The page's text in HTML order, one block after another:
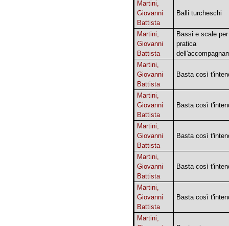
Martini,
Giovanni
Battista
Balli turcheschi
Martini,
Giovanni
Battista
Bassi e scale
pratica
Martini,
Giovanni
Battista
Basta così
Martini,
Giovanni
Battista
Basta così
Martini,
Giovanni
Battista
Basta così
Martini,
Giovanni
Battista
Basta così
Martini,
Giovanni
Battista
Basta così
Martini,